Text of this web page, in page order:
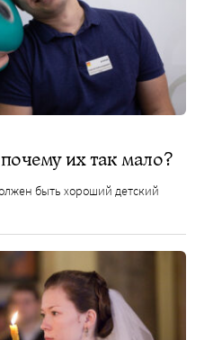
их так мало?
быть хороший детский